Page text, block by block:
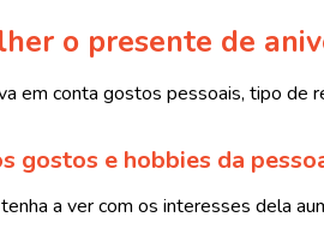
o presente de
em conta gostos pessoais, tipo de
gostos e hobbies da
a ver com os interesses dela